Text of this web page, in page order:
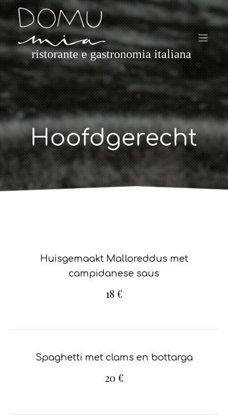
ristorante e gastronomia italiana
Hoofdgerecht
Huisgemaakt Malloreddus met
campidanese saus
18 €
Spaghetti met clams en bottarga
20 €